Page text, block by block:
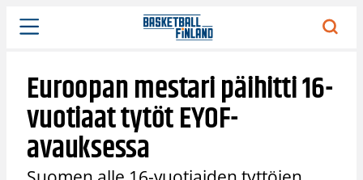
Siirry
sisältöön
Euroopan mestari päihitti 16-
vuotiaat tytöt EYOF-
avauksessa